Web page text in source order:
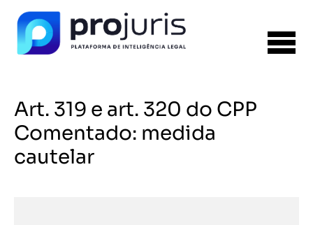
Art. 319 e art. 320 do CPP
Comentado: medida
cautelar